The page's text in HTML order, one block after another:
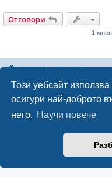
Този уебсайт
осигури най-доброто
него. Научи повече
Отговори
1
Мисия Моят Дом Начало